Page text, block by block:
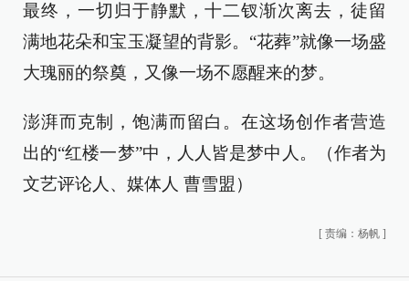
最终，一切归于静默，十二钗渐次离去，徒留
满地花朵和宝玉凝望的背影。“花葬”就像一场盛
大瑰丽的祭奠，又像一场不愿醒来的梦。
澎湃而克制，饱满而留白。在这场创作者营造
出的“红楼一梦”中，人人皆是梦中人。（作者为
文艺评论人、媒体人 曹雪盟）
[ 责编：杨帆 ]